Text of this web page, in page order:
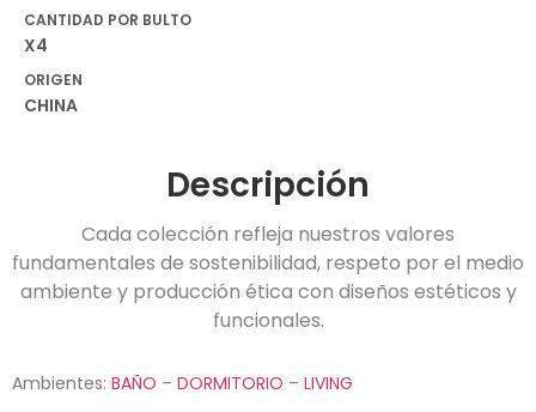
CANTIDAD POR BULTO
X4
ORIGEN
CHINA
Descripción
Cada colección refleja nuestros valores
fundamentales de sostenibilidad, respeto por el medio
ambiente y producción ética con diseños estéticos y
funcionales.
Ambientes: BAÑO – DORMITORIO – LIVING